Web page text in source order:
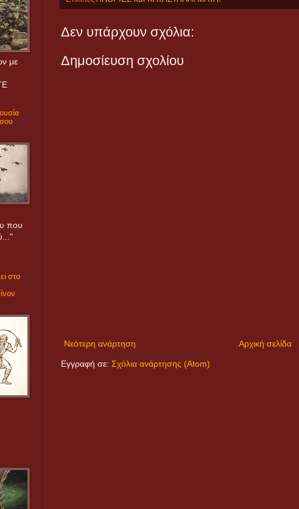
Δεν υπάρχουν σχόλια:
Δημοσίευση σχολίου
Νεότερη ανάρτηση Αρχική σελίδα
Εγγραφή σε: Σχόλια ανάρτησης (Atom)
με
που
στο